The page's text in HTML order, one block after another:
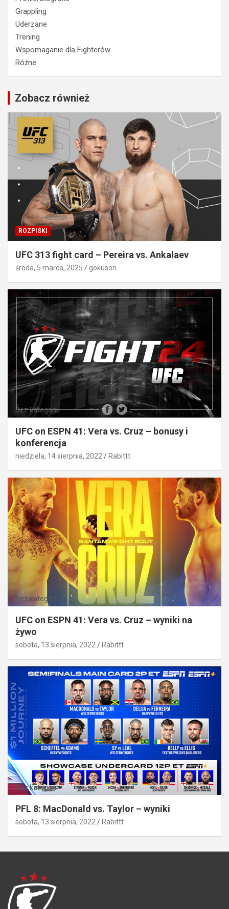
Grappling
Uderzane
Trening
Wspomaganie dla Fighterów
Różne
Zobacz również
ROZPISKI
UFC 313 fight card – Pereira vs. Ankalaev
środa, 5 marca, 2025 gokuson
Bez kategorii
UFC on ESPN 41: Vera vs. Cruz – bonusy i
konferencja
niedziela, 14 sierpnia, 2022 Rabittt
Bez kategorii
UFC on ESPN 41: Vera vs. Cruz – wyniki na
żywo
sobota, 13 sierpnia, 2022 Rabittt
Bez kategorii
PFL 8: MacDonald vs. Taylor – wyniki
sobota, 13 sierpnia, 2022 Rabittt